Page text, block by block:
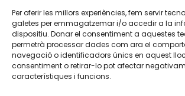
Per oferir les millors experiències, fem servir
galetes per emmagatzemar i/o accedir a la
dispositiu. Donar el consentiment a aquestes
permetrà processar dades com ara el
navegació o identificadors únics en aquest
consentiment o retirar-lo pot afectar
característiques i funcions.
TW YTB IG FB IN
Legal NoticeCookie Policy